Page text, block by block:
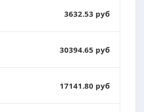
3632.53 руб
30394.65 руб
17141.80 руб